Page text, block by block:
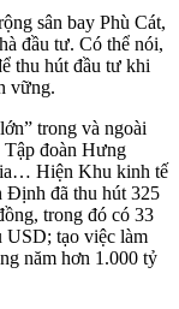
sân bay Phù Cát,
đầu tư. Có thể nói,
thu hút đầu tư khi
vững.
trong và ngoài
đoàn Hưng
Hiện Khu kinh tế
Định đã thu hút 325
trong đó có 33
USD; tạo việc làm
năm hơn 1.000 tỷ